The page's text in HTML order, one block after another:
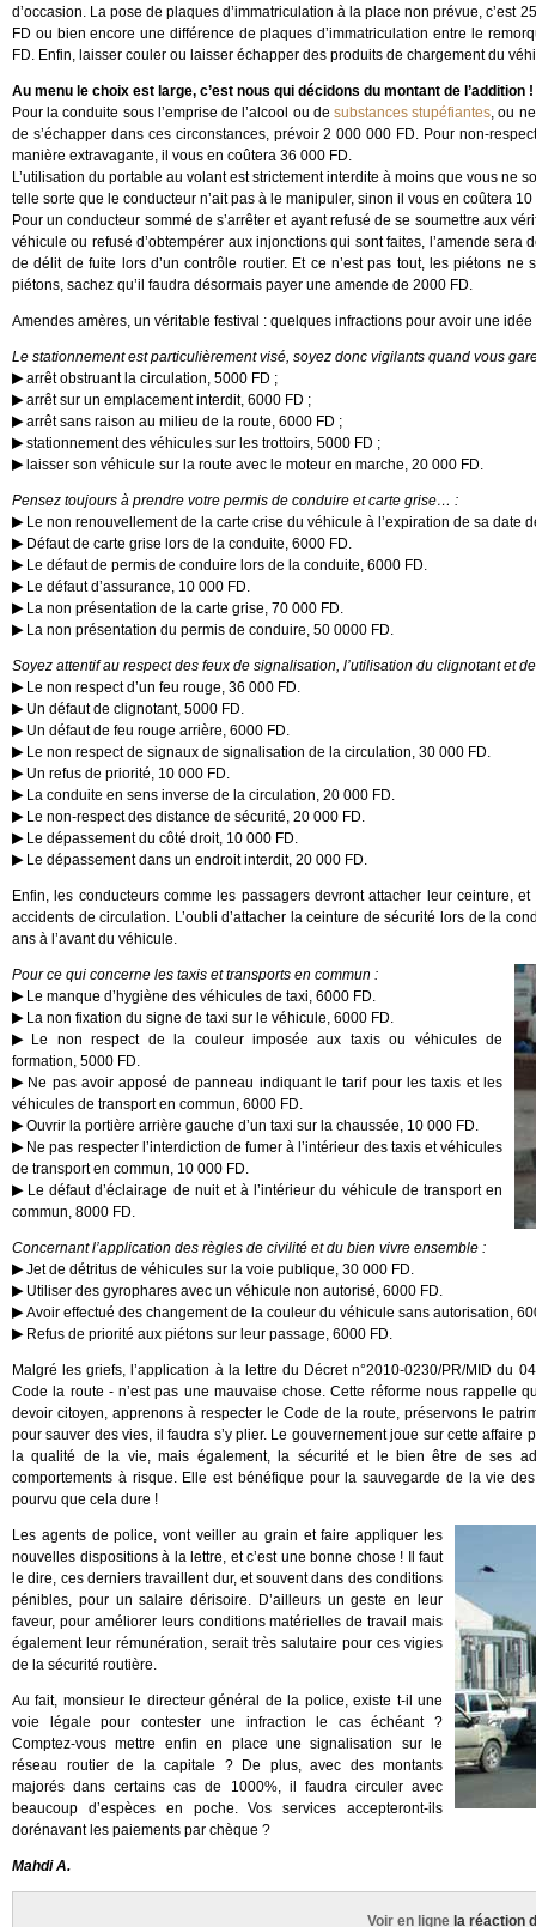
d’occasion. La pose de plaques d’immatriculation à la place non prévue, c’est
FD ou bien encore une différence de plaques d’immatriculation entre le
FD. Enfin, laisser couler ou laisser échapper des produits de chargement du
Au menu le choix est large, c’est nous qui décidons du montant de l’addition !
Pour la conduite sous l’emprise de l’alcool ou de substances stupéfiantes, ou
de s’échapper dans ces circonstances, prévoir 2 000 000 FD. Pour non-
manière extravagante, il vous en coûtera 36 000 FD.
L’utilisation du portable au volant est strictement interdite à moins que vous ne
telle sorte que le conducteur n’ait pas à le manipuler, sinon il vous en coûtera 10
Pour un conducteur sommé de s’arrêter et ayant refusé de se soumettre aux
véhicule ou refusé d’obtempérer aux injonctions qui sont faites, l’amende
de délit de fuite lors d’un contrôle routier. Et ce n’est pas tout, les piétons
piétons, sachez qu’il faudra désormais payer une amende de 2000 FD.
Amendes amères, un véritable festival : quelques infractions pour avoir une
Le stationnement est particulièrement visé, soyez donc vigilants quand vous
arrêt obstruant la circulation, 5000 FD ;
arrêt sur un emplacement interdit, 6000 FD ;
arrêt sans raison au milieu de la route, 6000 FD ;
stationnement des véhicules sur les trottoirs, 5000 FD ;
laisser son véhicule sur la route avec le moteur en marche, 20 000 FD.
Pensez toujours à prendre votre permis de conduire et carte grise… :
Le non renouvellement de la carte crise du véhicule à l’expiration de sa date
Défaut de carte grise lors de la conduite, 6000 FD.
Le défaut de permis de conduire lors de la conduite, 6000 FD.
Le défaut d’assurance, 10 000 FD.
La non présentation de la carte grise, 70 000 FD.
La non présentation du permis de conduire, 50 0000 FD.
Soyez attentif au respect des feux de signalisation, l’utilisation du clignotant et
Le non respect d’un feu rouge, 36 000 FD.
Un défaut de clignotant, 5000 FD.
Un défaut de feu rouge arrière, 6000 FD.
Le non respect de signaux de signalisation de la circulation, 30 000 FD.
Un refus de priorité, 10 000 FD.
La conduite en sens inverse de la circulation, 20 000 FD.
Le non-respect des distance de sécurité, 20 000 FD.
Le dépassement du côté droit, 10 000 FD.
Le dépassement dans un endroit interdit, 20 000 FD.
Enfin, les conducteurs comme les passagers devront attacher leur ceinture,
accidents de circulation. L’oubli d’attacher la ceinture de sécurité lors de la
ans à l’avant du véhicule.
Pour ce qui concerne les taxis et transports en commun :
Le manque d’hygiène des véhicules de taxi, 6000 FD.
La non fixation du signe de taxi sur le véhicule, 6000 FD.
Le non respect de la couleur imposée aux taxis ou véhicules de
formation, 5000 FD.
Ne pas avoir apposé de panneau indiquant le tarif pour les taxis et les
véhicules de transport en commun, 6000 FD.
Ouvrir la portière arrière gauche d’un taxi sur la chaussée, 10 000 FD.
Ne pas respecter l’interdiction de fumer à l’intérieur des taxis et véhicules
de transport en commun, 10 000 FD.
Le défaut d’éclairage de nuit et à l’intérieur du véhicule de transport en
commun, 8000 FD.
Concernant l’application des règles de civilité et du bien vivre ensemble :
Jet de détritus de véhicules sur la voie publique, 30 000 FD.
Utiliser des gyrophares avec un véhicule non autorisé, 6000 FD.
Avoir effectué des changement de la couleur du véhicule sans autorisation,
Refus de priorité aux piétons sur leur passage, 6000 FD.
Malgré les griefs, l’application à la lettre du Décret n°2010-0230/PR/MID du
Code la route - n’est pas une mauvaise chose. Cette réforme nous rappelle
devoir citoyen, apprenons à respecter le Code de la route, préservons le
pour sauver des vies, il faudra s’y plier. Le gouvernement joue sur cette
la qualité de la vie, mais également, la sécurité et le bien être de ses
comportements à risque. Elle est bénéfique pour la sauvegarde de la vie
pourvu que cela dure !
Les agents de police, vont veiller au grain et faire appliquer les
nouvelles dispositions à la lettre, et c’est une bonne chose ! Il faut
le dire, ces derniers travaillent dur, et souvent dans des conditions
pénibles, pour un salaire dérisoire. D’ailleurs un geste en leur
faveur, pour améliorer leurs conditions matérielles de travail mais
également leur rémunération, serait très salutaire pour ces vigies
de la sécurité routière.
Au fait, monsieur le directeur général de la police, existe t-il une
voie légale pour contester une infraction le cas échéant ?
Comptez-vous mettre enfin en place une signalisation sur le
réseau routier de la capitale ? De plus, avec des montants
majorés dans certains cas de 1000%, il faudra circuler avec
beaucoup d’espèces en poche. Vos services accepteront-ils
dorénavant les paiements par chèque ?
Mahdi A.
Voir en ligne la réaction